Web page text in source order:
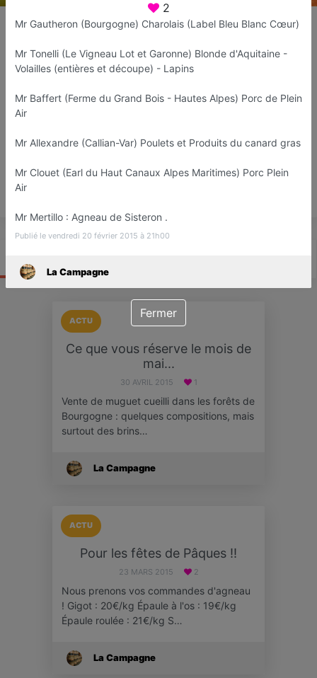
La Campagne
Cannes
Favori Contacter
Ouvert jusqu'à 19:00
ACTU
Ce que vous réserve le mois de
mai...
30 AVRIL 2015 1
Vente de muguet cueilli dans les forêts de
Bourgogne : quelques compositions, mais
surtout des brins…
La Campagne
ACTU
Pour les fêtes de Pâques !!
23 MARS 2015 2
Nous prenons vos commandes d'agneau
! Gigot : 20€/kg Épaule à l'os : 19€/kg
Épaule roulée : 21€/kg S…
La Campagne
2
Mr Gautheron (Bourgogne) Charolais (Label Bleu Blanc Cœur)
Mr Tonelli (Le Vigneau Lot et Garonne) Blonde d'Aquitaine -
Volailles (entières et découpe) - Lapins
Mr Baffert (Ferme du Grand Bois - Hautes Alpes) Porc de Plein
Air
Mr Allexandre (Callian-Var) Poulets et Produits du canard gras
Mr Clouet (Earl du Haut Canaux Alpes Maritimes) Porc Plein
Air
Mr Mertillo : Agneau de Sisteron .
Publié le vendredi 20 février 2015 à 21h00
La Campagne
Fermer